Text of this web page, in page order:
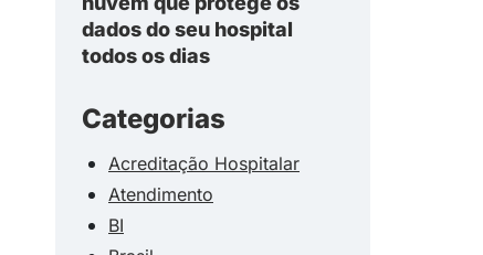
dados do seu hospital
todos os dias
Categorias
Acreditação Hospitalar
Atendimento
BI